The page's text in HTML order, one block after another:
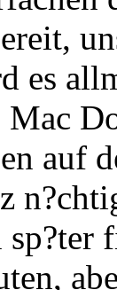
es
Mac
auf